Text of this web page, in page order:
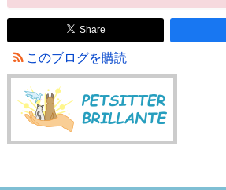
Share
このブログを購読